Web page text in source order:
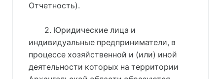
Отчетность).
2. Юридические лица и
индивидуальные предприниматели, в
процессе хозяйственной и (или) иной
деятельности которых на территории